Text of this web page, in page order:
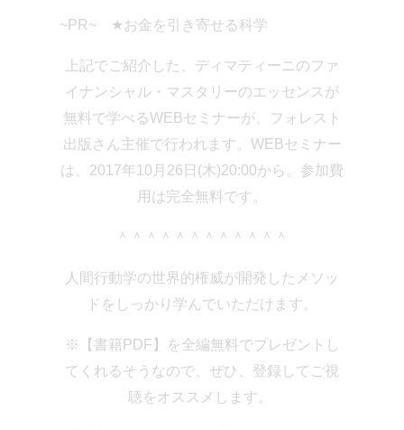
~PR~ ★お金を引き寄せる科学
上記でご紹介した、ディマティーニのファ
イナンシャル・マスタリーのエッセンスが
無料で学べるWEBセミナーが、
フォレスト
出版さん主催で行われます。 WEBセミナー
は、2017年10月26日(木)20:00から。 参加費
用は完全無料です。
＾＾＾＾＾＾＾＾＾＾＾＾
人間行動学の世界的権威が開発したメソッ
ドを しっかり学んでいただけます。
※【書籍PDF】を全編無料でプレゼントし
てくれるそうなので、 ぜひ、登録してご視
聴をオススメします。